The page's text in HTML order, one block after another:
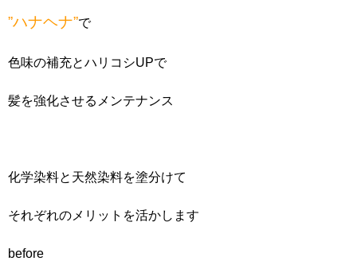
”ハナヘナ”で
色味の補充とハリコシUPで
髪を強化させるメンテナンス
化学染料と天然染料を塗分けて
それぞれのメリットを活かします
before